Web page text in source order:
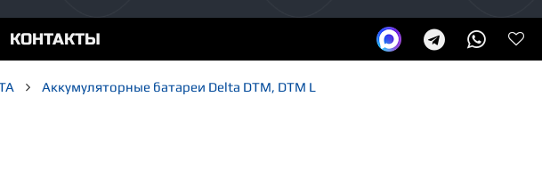
КОНТАКТЫ
Аккумуляторные батареи Delta DTM, DTM L